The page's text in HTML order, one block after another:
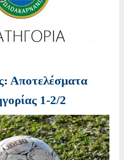
Αποτελέσματα
1-2/2